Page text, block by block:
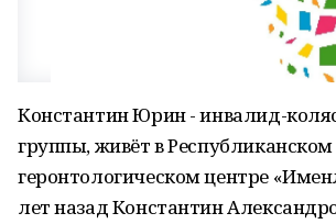
Константин Юрин - инвалид-
группы, живёт в Республиканском
геронтологическом центре
лет назад Константин